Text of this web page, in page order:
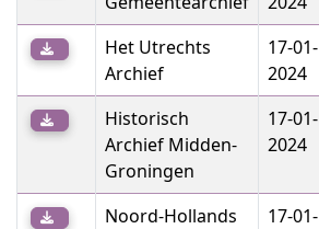
Het Utrechts
Archief
17-01-
2024
Historisch
Archief Midden-
Groningen
17-01-
2024
Noord-Hollands
17-01-